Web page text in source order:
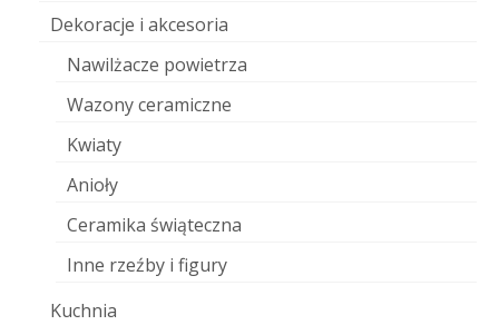
Dekoracje i akcesoria
Nawilżacze powietrza
Wazony ceramiczne
Kwiaty
Anioły
Ceramika świąteczna
Inne rzeźby i figury
Kuchnia